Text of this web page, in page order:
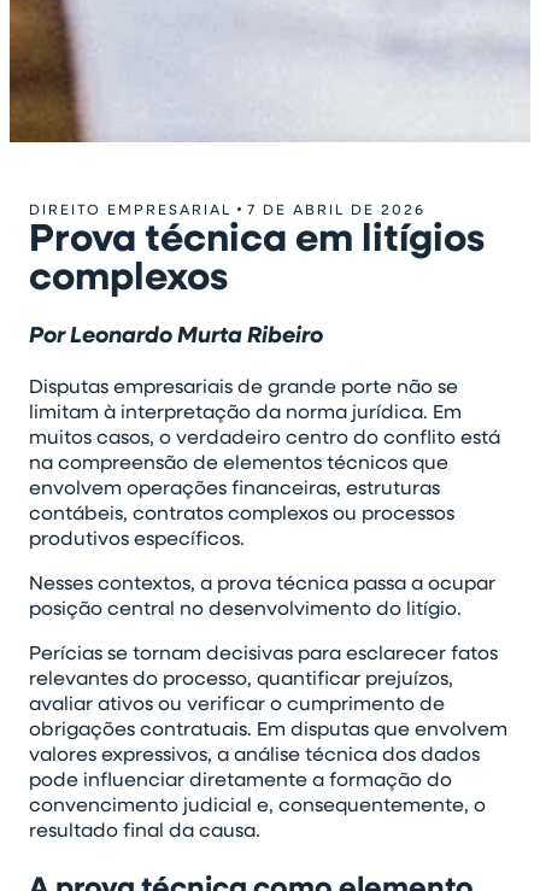
DIREITO EMPRESARIAL 7 DE ABRIL DE 2026
Prova técnica em litígios
complexos
Por Leonardo Murta Ribeiro
Disputas empresariais de grande porte não se
limitam à interpretação da norma jurídica. Em
muitos casos, o verdadeiro centro do conflito está
na compreensão de elementos técnicos que
envolvem operações financeiras, estruturas
contábeis, contratos complexos ou processos
produtivos específicos.
Nesses contextos, a prova técnica passa a ocupar
posição central no desenvolvimento do litígio.
Perícias se tornam decisivas para esclarecer fatos
relevantes do processo, quantificar prejuízos,
avaliar ativos ou verificar o cumprimento de
obrigações contratuais. Em disputas que envolvem
valores expressivos, a análise técnica dos dados
pode influenciar diretamente a formação do
convencimento judicial e, consequentemente, o
resultado final da causa.